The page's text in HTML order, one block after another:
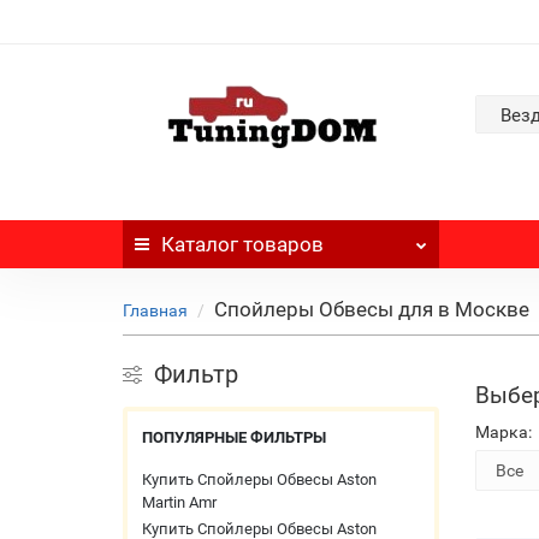
Каталог товаров
Главная Спойлеры Обвесы для в Москве
Фильтр
ПОПУЛЯРНЫЕ ФИЛЬТРЫ
Купить Спойлеры Обвесы Aston
Martin Amr
Купить Спойлеры Обвесы Aston
Марка: